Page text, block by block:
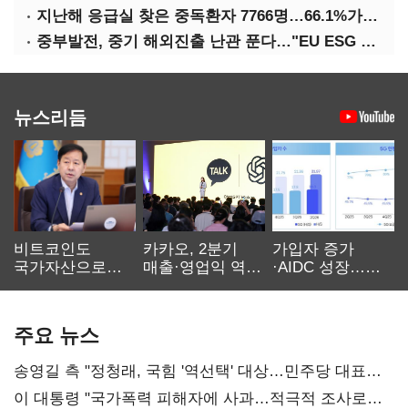
지난해 응급실 찾은 중독환자 7766명…66.1%가 '의도적 중독'
중부발전, 중기 해외진출 난관 푼다…"EU ESG 실사 공동 대응"
뉴스리듬
비트코인도
국가자산으로…'
카카오, 2분기
매출·영업익 역대
가입자 증가
·AIDC 성장…
주요 뉴스
송영길 측 "정청래, 국힘 '역선택' 대상…민주당 대표로
총선 지휘 못해"
이 대통령 "국가폭력 피해자에 사과…적극적 조사로